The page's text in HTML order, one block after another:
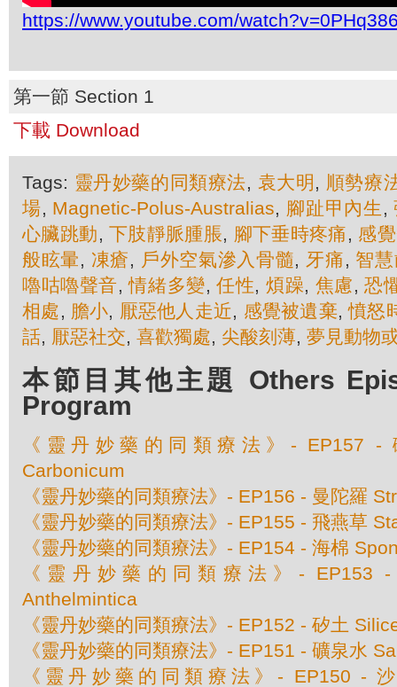
https://www.youtube.com/
第一節 Section 1
下載 Download
Tags: 靈丹妙藥的同類療法, 袁大明 , 順勢療
場, Magnetic-Polus-Australias, 腳趾甲內生 ,
心臟跳動, 下肢靜脈腫脹, 腳下垂時疼痛, 感
般眩暈, 凍瘡, 戶外空氣滲入骨髓, 牙痛, 智
嚕咕嚕聲音,情緒多變,任性, 煩躁, 焦慮,恐
相處, 膽小, 厭惡他人走近, 感覺被遺棄,憤怒
話, 厭惡社交, 喜歡獨處, 尖酸刻薄, 夢見動物
本節目其他主題 Others
Program
《靈丹妙藥的同類療法》- EP157 -
Carbonicum
《靈丹妙藥的同類療法》- EP156 - 曼陀羅
《靈丹妙藥的同類療法》- EP155 - 飛燕草
《靈丹妙藥的同類療法》- EP154 - 海棉
《靈丹妙藥的同類療法》- EP153
Anthelmintica
《靈丹妙藥的同類療法》- EP152 - 矽土
《靈丹妙藥的同類療法》- EP151 - 礦泉水
《靈丹妙藥的同類療法》- EP150 -